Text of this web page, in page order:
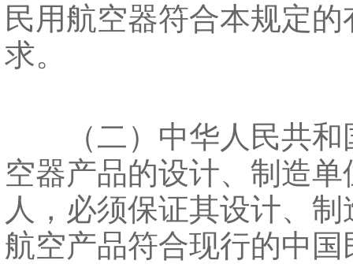
民用航空器符合本规定的
求。
（二）中华人民共和
空器产品的设计、制造单
人，必须保证其设计、
航空产品符合现行的中国